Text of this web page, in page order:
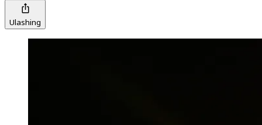
Ulashing